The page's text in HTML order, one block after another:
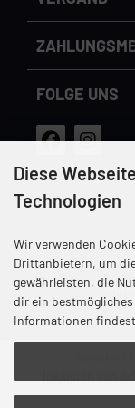
FOLGE UNS
Versandkosten
Wusstest
Diese
Technologien
Wir verwenden
Drittanbietern, um
gewährleisten, die
dir ein
Informationen